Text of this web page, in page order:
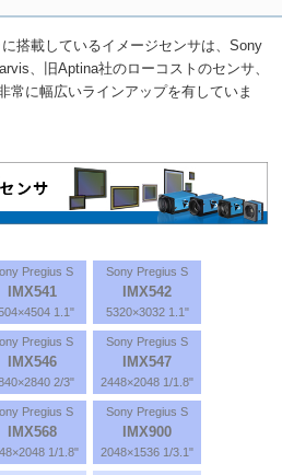
搭載しているイメージセンサは、Sony
、旧Aptina社のローコストのセンサ、
常に幅広いラインアップを有していま
Pregius S
IMX541
1.1"
Sony Pregius S
IMX542
5320×3032 1.1"
Pregius S
IMX546
2/3"
Sony Pregius S
IMX547
2448×2048 1/1.8"
Pregius S
IMX568
1/1.8"
Sony Pregius S
IMX900
2048×1536 1/3.1"